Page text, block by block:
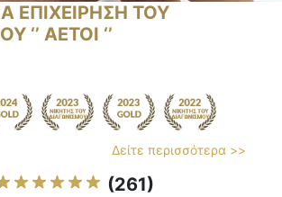
ΕΠΙΧΕΙΡΗΣΗ ΤΟΥ
‘’ ΑΕΤΟΙ ‘’
Δείτε περισσότερα >>
(261)